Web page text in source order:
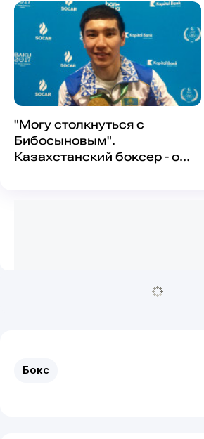
"Могу столкнуться с
Бибосыновым".
Казахстанский боксер - о
Бокс